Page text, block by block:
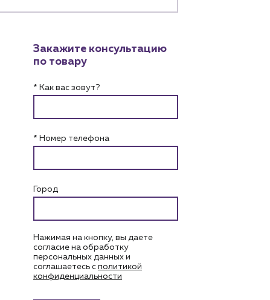
Закажите консультацию
по товару
* Как вас зовут?
* Номер телефона
Город
Нажимая на кнопку, вы даете
согласие на обработку
персональных данных и
соглашаетесь c политикой
конфиденциальности